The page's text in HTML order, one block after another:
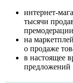
интернет-
тысячи
на
о продаже
в настоящее
предложений